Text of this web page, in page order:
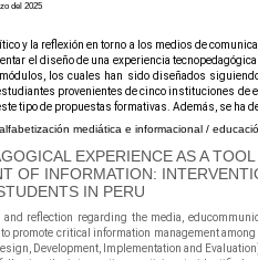
del 2025
y la reflexión en torno a los medios de
el diseño de una experiencia
los cuales han sido diseñados
provenientes de cinco instituciones
tipo de propuestas formativas. Además, se ha
mediática e informacional /
EXPERIENCE AS A
OF INFORMATION:
IN PERU
reflection regarding the media,
promote critical information management
Development, Implementation and